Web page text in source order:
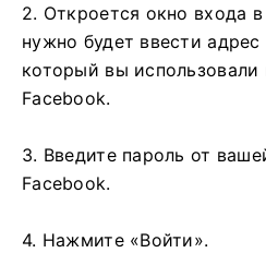
2. Откроется окно входа
нужно будет ввести
который вы использовали
Facebook.
3. Введите пароль от
Facebook.
4. Нажмите «Войти».